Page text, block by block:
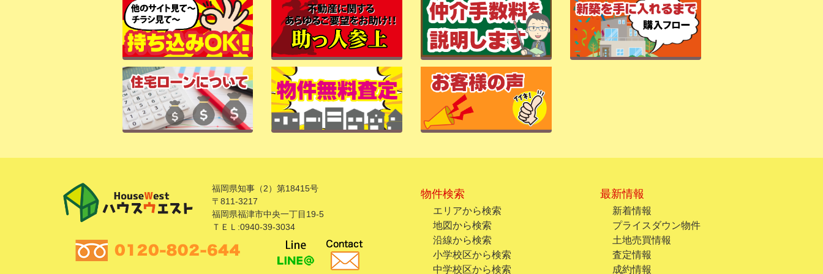
福岡県知事（2）第18415号
〒811-3217
福岡県福津市中央一丁目19-5
ＴＥＬ:0940-39-3034
物件検索
エリアから検索
地図から検索
沿線から検索
小学校区から検索
中学校区から検索
最新情報
新着情報
プライスダウン物件
土地売買情報
査定情報
成約情報